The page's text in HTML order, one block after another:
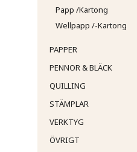
Papp /Kartong
Wellpapp /-Kartong
PAPPER
PENNOR & BLÄCK
QUILLING
STÄMPLAR
VERKTYG
ÖVRIGT